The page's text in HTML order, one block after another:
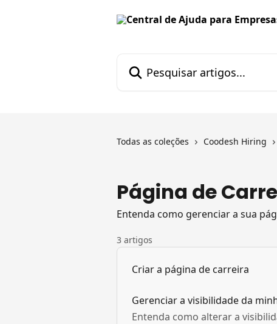
Todas as coleções Coodesh Hiring
Página de
Entenda como gerenciar a sua
3 artigos
Criar a página de carreira
Gerenciar a visibilidade da
Entenda como alterar a